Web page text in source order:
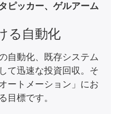
ピッカー、ゲルアーム
る自動化
自動化、既存システム
て迅速な投資回収。そ
ートメーション」にお
目標です。